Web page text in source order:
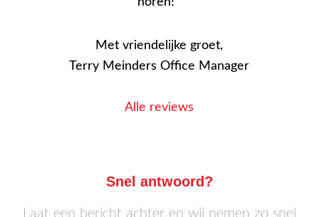
Met vriendelijke groet,
Terry Meinders Office Manager
Alle reviews
Snel antwoord?
Laat een bericht achter en wij nemen zo snel